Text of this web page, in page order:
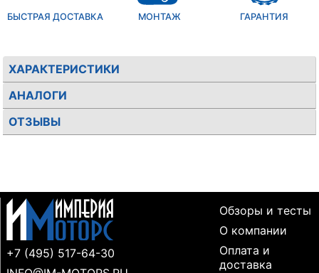
БЫСТРАЯ ДОСТАВКА МОНТАЖ ГАРАНТИЯ
ХАРАКТЕРИСТИКИ
АНАЛОГИ
ОТЗЫВЫ
+7 (495) 517-64-30
Обзоры и тесты
О компании
Оплата и
доставка